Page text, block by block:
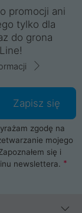
promocji ani
tylko dla
do grona
Zapisz się
zgodę na
mojego
się i
newslettera.